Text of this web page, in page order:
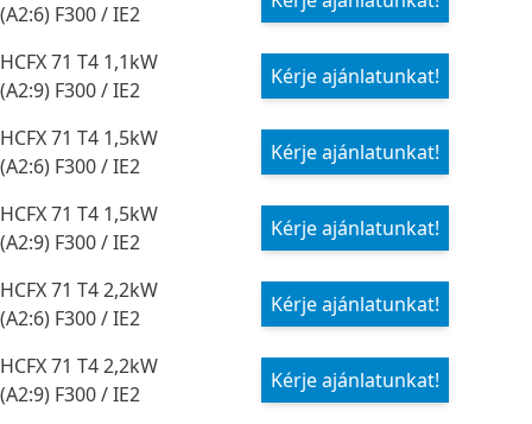
(A2:6) F300 / IE2
HCFX 71 T4 1,1kW
(A2:9) F300 / IE2
Kérje ajánlatunkat!
HCFX 71 T4 1,5kW
(A2:6) F300 / IE2
Kérje ajánlatunkat!
HCFX 71 T4 1,5kW
(A2:9) F300 / IE2
Kérje ajánlatunkat!
HCFX 71 T4 2,2kW
(A2:6) F300 / IE2
Kérje ajánlatunkat!
HCFX 71 T4 2,2kW
(A2:9) F300 / IE2
Kérje ajánlatunkat!